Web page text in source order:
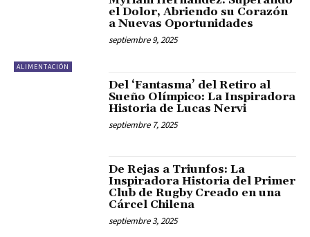
ALIMENTACIÓN
el Dolor, Abriendo su Corazón
a Nuevas Oportunidades
septiembre 9, 2025
Del ‘Fantasma’ del Retiro al
Sueño Olímpico: La Inspiradora
Historia de Lucas Nervi
septiembre 7, 2025
De Rejas a Triunfos: La
Inspiradora Historia del Primer
Club de Rugby Creado en una
Cárcel Chilena
septiembre 3, 2025